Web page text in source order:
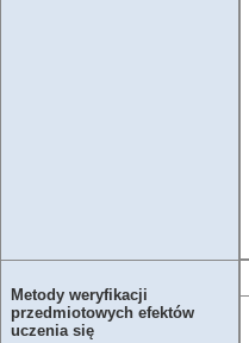
Metody weryfikacji
przedmiotowych efektów
uczenia się